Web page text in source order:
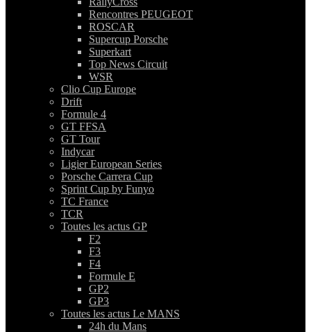
Rencontres PEUGEOT
ROSCAR
Supercup Porsche
Superkart
Top News Circuit
WSR
Clio Cup Europe
Drift
Formule 4
GT FFSA
GT Tour
Indycar
Ligier European Series
Porsche Carrera Cup
Sprint Cup by Funyo
TC France
TCR
Toutes les actus GP
F2
F3
F4
Formule E
GP2
GP3
Toutes les actus Le MANS
24h du Mans